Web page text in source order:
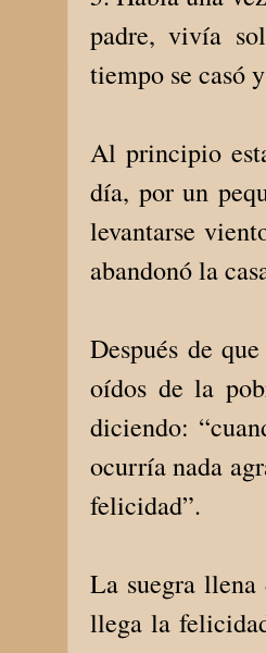
padre, vivía
tiempo se casó
Al principio
día, por un
levantarse
abandonó la
Después de
oídos de la
diciendo:
ocurría nada
felicidad”.
La suegra
llega la